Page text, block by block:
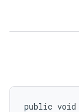
public void